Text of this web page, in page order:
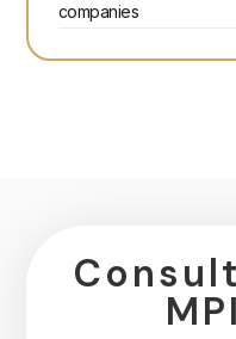
companies